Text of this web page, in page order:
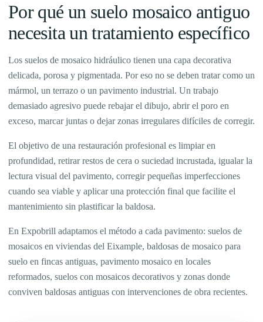
Por qué un suelo mosaico antiguo
necesita un tratamiento específico
Los suelos de mosaico hidráulico tienen una capa decorativa
delicada, porosa y pigmentada. Por eso no se deben tratar como un
mármol, un terrazo o un pavimento industrial. Un trabajo
demasiado agresivo puede rebajar el dibujo, abrir el poro en
exceso, marcar juntas o dejar zonas irregulares difíciles de corregir.
El objetivo de una restauración profesional es limpiar en
profundidad, retirar restos de cera o suciedad incrustada, igualar la
lectura visual del pavimento, corregir pequeñas imperfecciones
cuando sea viable y aplicar una protección final que facilite el
mantenimiento sin plastificar la baldosa.
En Expobrill adaptamos el método a cada pavimento: suelos de
mosaicos en viviendas del Eixample, baldosas de mosaico para
suelo en fincas antiguas, pavimento mosaico en locales
reformados, suelos con mosaicos decorativos y zonas donde
conviven baldosas antiguas con intervenciones de obra recientes.